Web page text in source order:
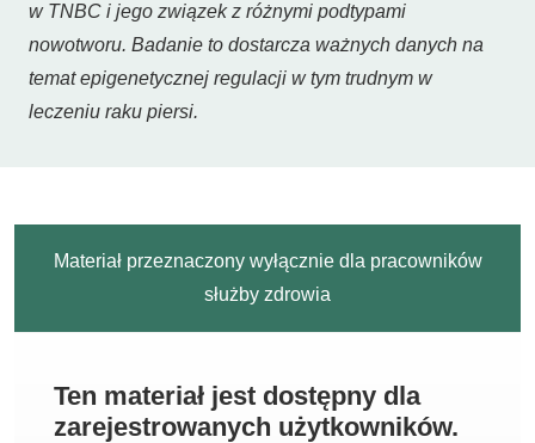
w TNBC i jego związek z różnymi podtypami
nowotworu. Badanie to dostarcza ważnych danych na
temat epigenetycznej regulacji w tym trudnym w
leczeniu raku piersi.
Materiał przeznaczony wyłącznie dla pracowników
służby zdrowia
Ten materiał jest dostępny dla
zarejestrowanych użytkowników.